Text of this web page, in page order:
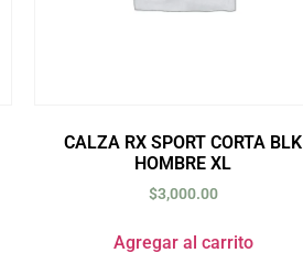
CALZA RX SPORT CORTA BLK
HOMBRE XL
$3,000.00
Agregar al carrito